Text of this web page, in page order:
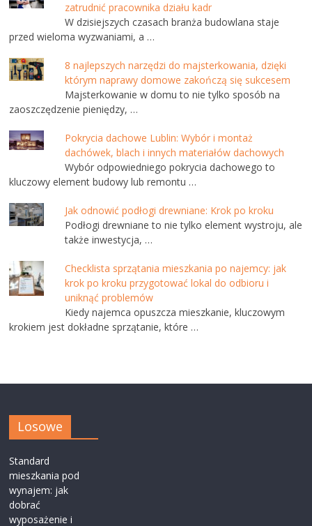
zatrudnić pracownika działu kadr
W dzisiejszych czasach branża budowlana staje
przed wieloma wyzwaniami, a …
8 najlepszych narzędzi do majsterkowania, dzięki
którym naprawy domowe zakończą się sukcesem
Majsterkowanie w domu to nie tylko sposób na
zaoszczędzenie pieniędzy, …
Pokrycia dachowe Lublin: Wybór i montaż
dachówek, blach i innych materiałów dachowych
Wybór odpowiedniego pokrycia dachowego to
kluczowy element budowy lub remontu …
Jak odnowić podłogi drewniane: Krok po kroku
Podłogi drewniane to nie tylko element wystroju, ale
także inwestycja, …
Checklista sprzątania mieszkania po najemcy: jak
krok po kroku przygotować lokal do odbioru i
uniknąć problemów
Kiedy najemca opuszcza mieszkanie, kluczowym
krokiem jest dokładne sprzątanie, które …
Losowe
Standard
mieszkania pod
wynajem: jak
dobrać
wyposażenie i